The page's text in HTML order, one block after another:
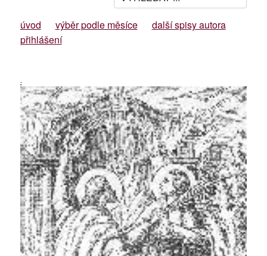
úvod výběr podle měsíce
další spisy autora
přihlášení
-